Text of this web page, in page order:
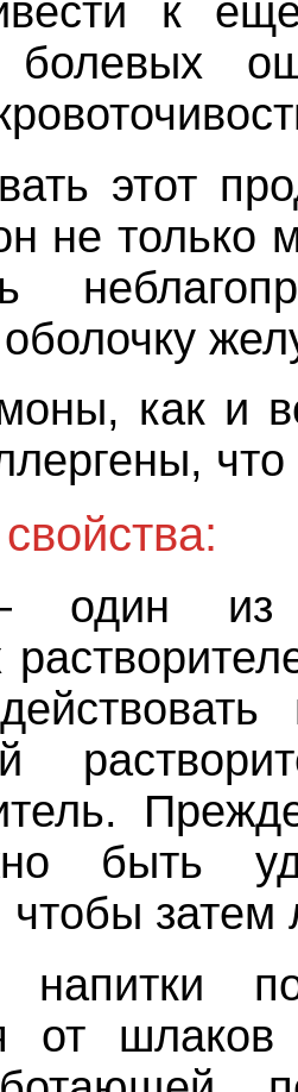
к
болевых
этот
не только
как и
из
быть
чтобы затем
от